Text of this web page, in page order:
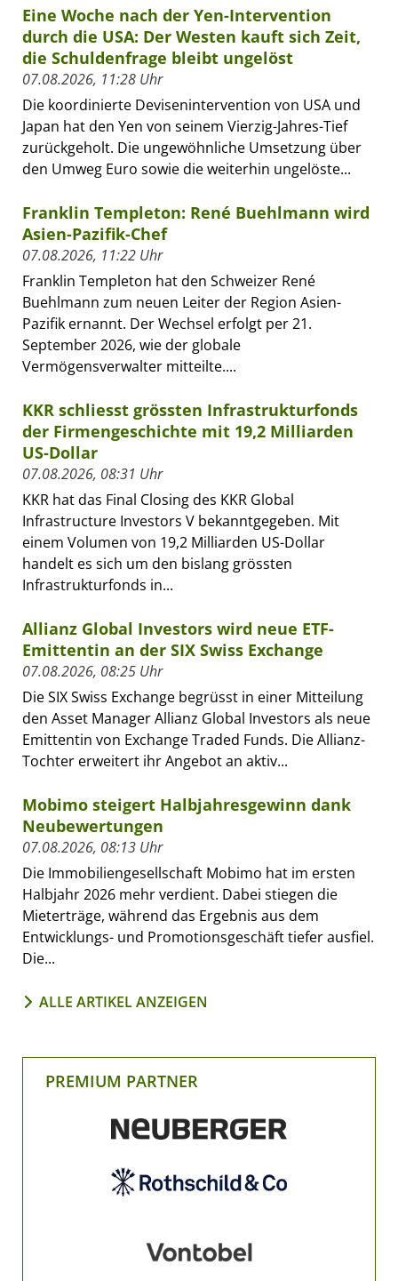
Eine Woche nach der Yen-Intervention
durch die USA: Der Westen kauft sich Zeit,
die Schuldenfrage bleibt ungelöst
07.08.2026, 11:28 Uhr
Die koordinierte Devisenintervention von USA und
Japan hat den Yen von seinem Vierzig-Jahres-Tief
zurückgeholt. Die ungewöhnliche Umsetzung über
den Umweg Euro sowie die weiterhin ungelöste...
Franklin Templeton: René Buehlmann wird
Asien-Pazifik-Chef
07.08.2026, 11:22 Uhr
Franklin Templeton hat den Schweizer René
Buehlmann zum neuen Leiter der Region Asien-
Pazifik ernannt. Der Wechsel erfolgt per 21.
September 2026, wie der globale
Vermögensverwalter mitteilte....
KKR schliesst grössten Infrastrukturfonds
der Firmengeschichte mit 19,2 Milliarden
US-Dollar
07.08.2026, 08:31 Uhr
KKR hat das Final Closing des KKR Global
Infrastructure Investors V bekanntgegeben. Mit
einem Volumen von 19,2 Milliarden US-Dollar
handelt es sich um den bislang grössten
Infrastrukturfonds in...
Allianz Global Investors wird neue ETF-
Emittentin an der SIX Swiss Exchange
07.08.2026, 08:25 Uhr
Die SIX Swiss Exchange begrüsst in einer Mitteilung
den Asset Manager Allianz Global Investors als neue
Emittentin von Exchange Traded Funds. Die Allianz-
Tochter erweitert ihr Angebot an aktiv...
Mobimo steigert Halbjahresgewinn dank
Neubewertungen
07.08.2026, 08:13 Uhr
Die Immobiliengesellschaft Mobimo hat im ersten
Halbjahr 2026 mehr verdient. Dabei stiegen die
Mieterträge, während das Ergebnis aus dem
Entwicklungs- und Promotionsgeschäft tiefer ausfiel.
Die...
ALLE ARTIKEL ANZEIGEN
PREMIUM PARTNER